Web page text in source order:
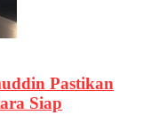
Pastikan
Siap